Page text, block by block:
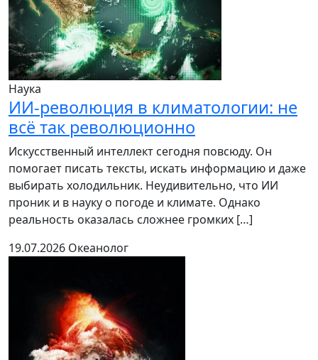
Наука
ИИ-революция в климатологии: не
всё так революционно
Искусственный интеллект сегодня повсюду. Он
помогает писать тексты, искать информацию и даже
выбирать холодильник. Неудивительно, что ИИ
проник и в науку о погоде и климате. Однако
реальность оказалась сложнее громких […]
19.07.2026 Океанолог